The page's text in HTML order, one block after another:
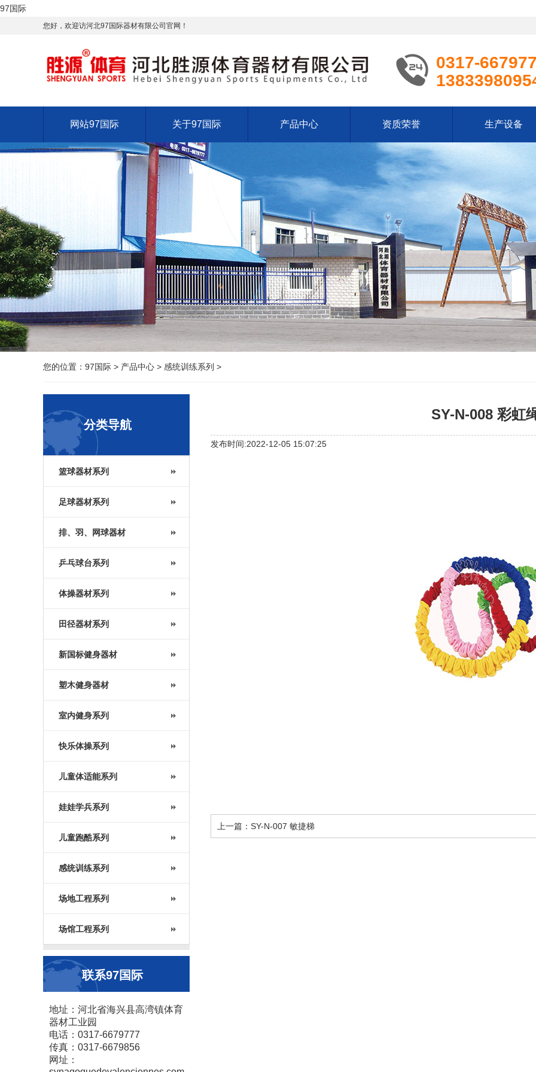
97国际
您好，欢迎访河北97国际器材有限公司官网！
0317-
网站97国际 关于97国际 产品中心 资质荣誉 生产设备
您的位置： 97国际 > 产品中心 > 感统训练系列 >
分类导航
篮球器材系列
足球器材系列
排、羽、网球器材
乒乓球台系列
体操器材系列
田径器材系列
新国标健身器材
塑木健身器材
室内健身系列
快乐体操系列
儿童体适能系列
娃娃学兵系列
儿童跑酷系列
感统训练系列
场地工程系列
场馆工程系列
联系97国际
地址：河北省海兴县高湾镇体育
器材工业园
电话：0317-6679777
传真：0317-6679856
网址：
SY-N-008 彩虹
发布时间:2022-12-05 15:07:25
上一篇：SY-N-007 敏捷梯